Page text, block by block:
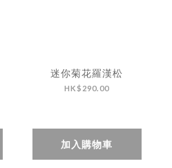
迷你菊花羅漢松
HK$290.00
加入購物車